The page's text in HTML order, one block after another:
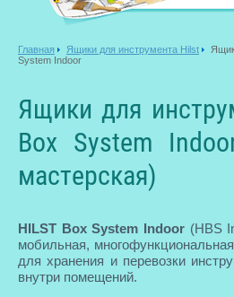
Главная Ящики для инструмента Hilst
System Indoor
Ящики для
Box System
мастерская)
HILST Box System Indoor (HBS
мобильная,
для хранения и перевозки
внутри помещений.